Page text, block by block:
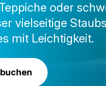
oder
vielseitige
mit Leichtigkeit.